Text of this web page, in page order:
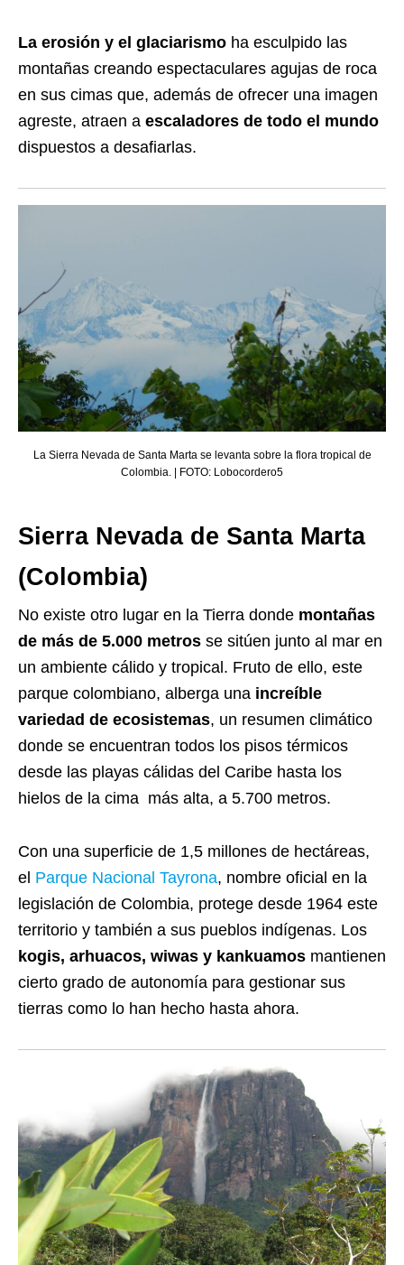
La erosión y el glaciarismo ha esculpido las
montañas creando espectaculares agujas de roca
en sus cimas que, además de ofrecer una imagen
agreste, atraen a escaladores de todo el mundo
dispuestos a desafiarlas.
La Sierra Nevada de Santa Marta se levanta sobre la flora tropical de
Colombia. | FOTO: Lobocordero5
Sierra Nevada de Santa Marta
(Colombia)
No existe otro lugar en la Tierra donde montañas
de más de 5.000 metros se sitúen junto al mar en
un ambiente cálido y tropical. Fruto de ello, este
parque colombiano, alberga una increíble
variedad de ecosistemas, un resumen climático
donde se encuentran todos los pisos térmicos
desde las playas cálidas del Caribe hasta los
hielos de la cima más alta, a 5.700 metros.
Con una superficie de 1,5 millones de hectáreas,
el Parque Nacional Tayrona, nombre oficial en la
legislación de Colombia, protege desde 1964 este
territorio y también a sus pueblos indígenas. Los
kogis, arhuacos, wiwas y kankuamos mantienen
cierto grado de autonomía para gestionar sus
tierras como lo han hecho hasta ahora.